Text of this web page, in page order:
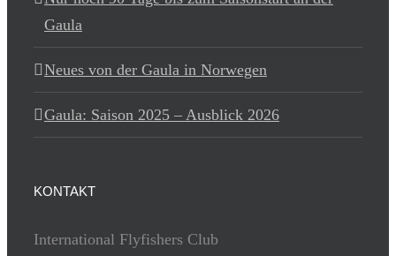
Gaula
Neues von der Gaula in Norwegen
Gaula: Saison 2025 – Ausblick 2026
KONTAKT
International Flyfishers Club